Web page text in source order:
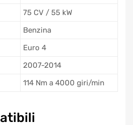
75 CV / 55 kW
Benzina
Euro 4
2007-2014
114 Nm a 4000 giri/min